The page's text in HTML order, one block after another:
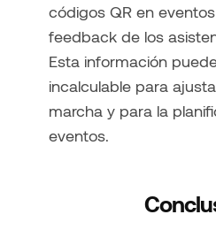
códigos QR en
feedback de los
Esta información
incalculable para
marcha y para la
eventos.